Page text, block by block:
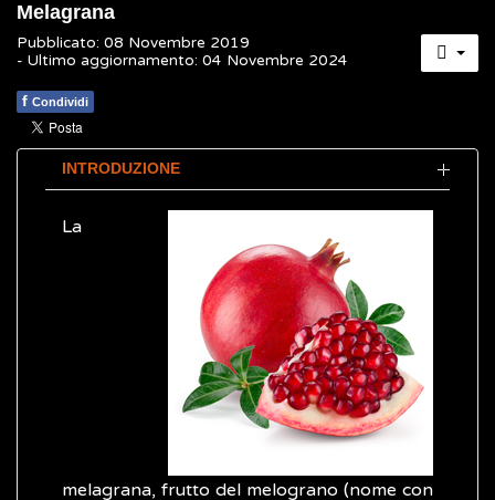
Melagrana
Pubblicato: 08 Novembre 2019
- Ultimo aggiornamento: 04 Novembre 2024
f Condividi
INTRODUZIONE
La
melagrana, frutto del melograno (nome con